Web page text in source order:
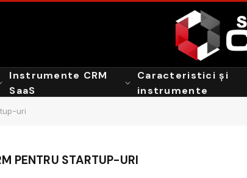
Instrumente CRM
SaaS
Caracteristici și
instrumente
uri
PENTRU STARTUP-URI